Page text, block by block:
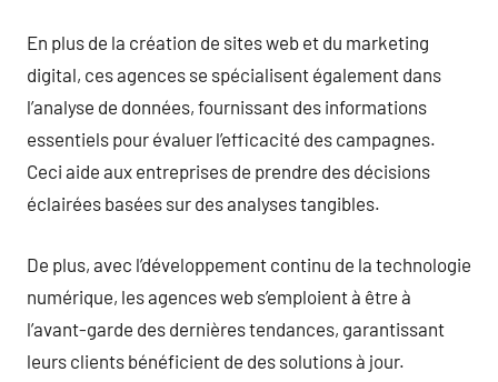
En plus de la création de sites web et du marketing
digital, ces agences se spécialisent également dans
l’analyse de données, fournissant des informations
essentiels pour évaluer l’efficacité des campagnes.
Ceci aide aux entreprises de prendre des décisions
éclairées basées sur des analyses tangibles.
De plus, avec l’développement continu de la technologie
numérique, les agences web s’emploient à être à
l’avant-garde des dernières tendances, garantissant
leurs clients bénéficient de des solutions à jour.